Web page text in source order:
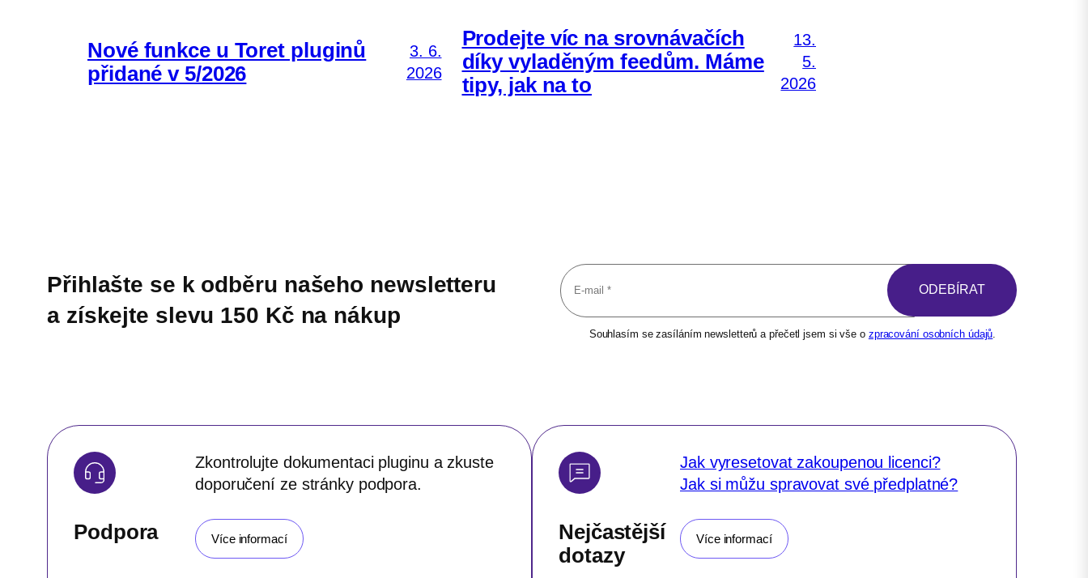
Nové funkce u Toret pluginů
přidané v 5/2026
3. 6.
2026
Prodejte víc na srovnávačích
díky vyladěným feedům. Máme
tipy, jak na to
13.
5.
2026
Přihlašte se k odběru našeho newsletteru
a získejte slevu 150 Kč na nákup
Souhlasím se zasíláním newsletterů a přečetl jsem si vše o zpracování osobních údajů
Podpora
Zkontrolujte dokumentaci pluginu a zkuste
doporučení ze stránky podpora.
Více informací
Nejčastější
dotazy
Jak vyresetovat zakoupenou licenci?
Jak si můžu spravovat své předplatné?
Více informací